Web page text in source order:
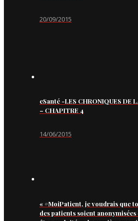
20/09/2015
eSanté -LES CHRONIQUES DE
– CHAPITRE 4
14/06/2015
« #MoiPatient, je voudrais que
des patients soient anonymisées